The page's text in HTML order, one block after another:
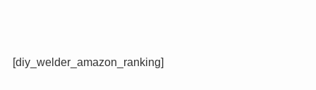
[diy_welder_amazon_ranking]